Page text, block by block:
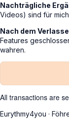
Nachträgliche
Videos) sind für
Nach dem
Features
wahren.
All transactions are
Eurythmy4you ·